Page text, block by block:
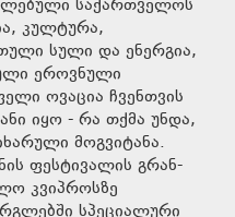
საქართველოს
კულტურა,
სული და ენერგია,
ეროვნული
ოვაცია ჩვენთვის
იყო - რა თქმა უნდა,
მოგვიტანა.
ფესტივალის გრან-
კვიპროსზე
სპეციალური